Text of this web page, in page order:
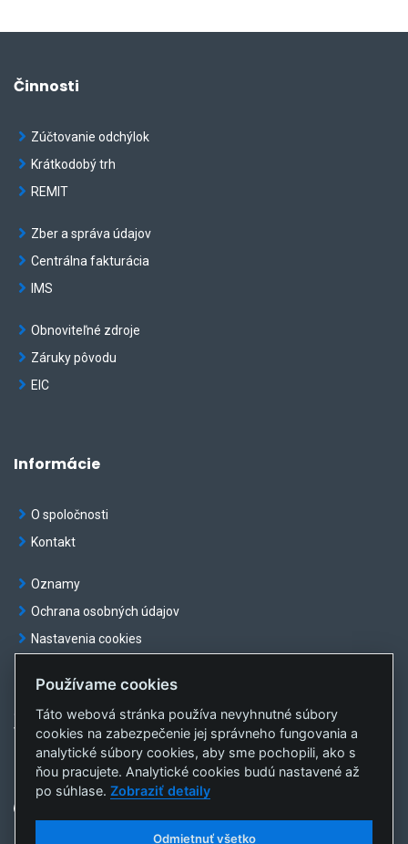
Činnosti
Zúčtovanie odchýlok
Krátkodobý trh
REMIT
Zber a správa údajov
Centrálna fakturácia
IMS
Obnoviteľné zdroje
Záruky pôvodu
EIC
Informácie
O spoločnosti
Kontakt
Oznamy
Ochrana osobných údajov
Nastavenia cookies
© OKTE, a.s. Všetky práva vyhradené
Vytvorilasféra, a.s.
Používame cookies
Táto webová stránka používa nevyhnutné súbory
cookies na zabezpečenie jej správneho fungovania a
analytické súbory cookies, aby sme pochopili, ako s
ňou pracujete. Analytické cookies budú nastavené až
po súhlase.Zobraziť detaily
Odmietnuť všetko